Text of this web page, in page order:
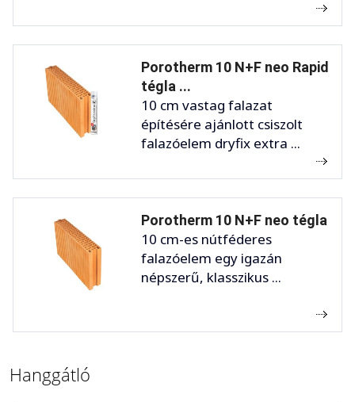
Porotherm 10 N+F neo Rapid
tégla ...
10 cm vastag falazat
építésére ajánlott csiszolt
falazóelem dryfix extra ...
Porotherm 10 N+F neo tégla
10 cm-es nútféderes
falazóelem egy igazán
népszerű, klasszikus ...
Hanggátló